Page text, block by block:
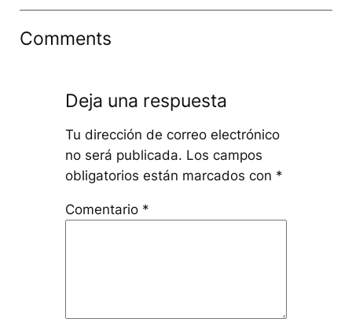
Comments
Deja una respuesta
Tu dirección de correo electrónico
no será publicada. Los campos
obligatorios están marcados con *
Comentario *